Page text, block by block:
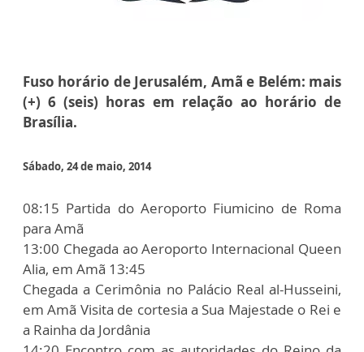
Fuso horário de Jerusalém, Amã e Belém: mais
(+) 6 (seis) horas em relação ao horário de
Brasília.
Sábado, 24 de maio, 2014
08:15 Partida do Aeroporto Fiumicino de Roma
para Amã
13:00 Chegada ao Aeroporto Internacional Queen
Alia, em Amã 13:45
Chegada a Cerimônia no Palácio Real al-Husseini,
em Amã Visita de cortesia a Sua Majestade o Rei e
a Rainha da Jordânia